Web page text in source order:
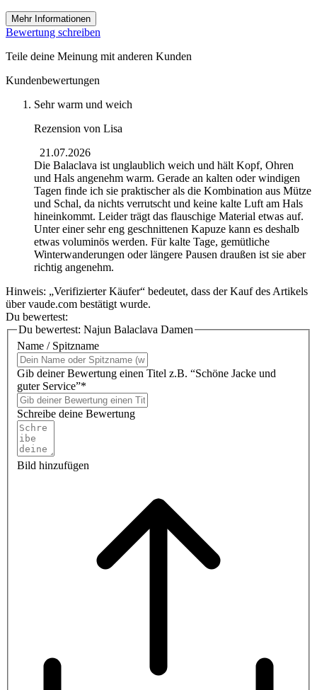
Mehr Informationen
Bewertung schreiben
Teile deine Meinung mit anderen Kunden
Kundenbewertungen
Sehr warm und weich
Rezension von Lisa
21.07.2026
Die Balaclava ist unglaublich weich und hält Kopf, Ohren
und Hals angenehm warm. Gerade an kalten oder windigen
Tagen finde ich sie praktischer als die Kombination aus Mütze
und Schal, da nichts verrutscht und keine kalte Luft am Hals
hineinkommt. Leider trägt das flauschige Material etwas auf.
Unter einer sehr eng geschnittenen Kapuze kann es deshalb
etwas voluminös werden. Für kalte Tage, gemütliche
Winterwanderungen oder längere Pausen draußen ist sie aber
richtig angenehm.
Hinweis: „Verifizierter Käufer“ bedeutet, dass der Kauf des Artikels
über vaude.com bestätigt wurde.
Du bewertest:
Du bewertest: Najun Balaclava Damen
Name / Spitzname
Gib deiner Bewertung einen Titel z.B. “Schöne Jacke und
guter Service”*
Schreibe deine Bewertung
Bild hinzufügen